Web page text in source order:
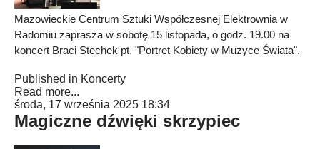
Mazowieckie Centrum Sztuki Współczesnej Elektrownia w
Radomiu zaprasza w sobotę 15 listopada, o godz. 19.00 na
koncert Braci Stechek pt. "Portret Kobiety w Muzyce Świata".
Published in Koncerty
Read more...
środa, 17 września 2025 18:34
Magiczne dźwięki skrzypiec